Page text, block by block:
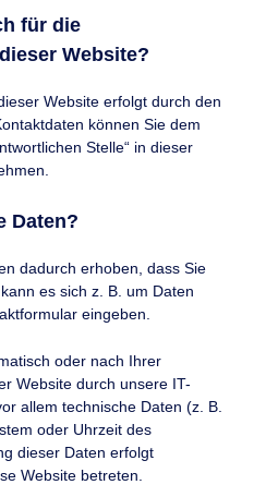
für die
Website?
Website erfolgt durch den
können Sie dem
Stelle“ in dieser
Daten?
dadurch erhoben, dass Sie
es sich z. B. um Daten
eingeben.
oder nach Ihrer
Website durch unsere IT-
allem technische Daten (z. B.
oder Uhrzeit des
dieser Daten erfolgt
Website betreten.